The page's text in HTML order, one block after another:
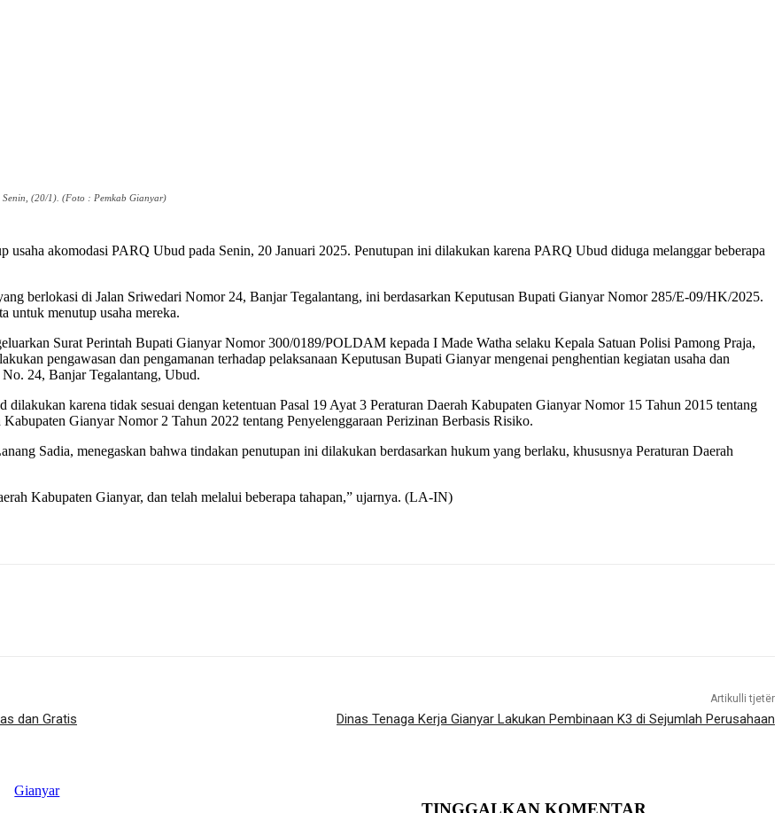
Senin, (20/1). (Foto : Pemkab Gianyar)
akomodasi PARQ Ubud pada Senin, 20 Januari 2025. Penutupan ini dilakukan karena PARQ Ubud diduga melanggar beberapa
berlokasi di Jalan Sriwedari Nomor 24, Banjar Tegalantang, ini berdasarkan Keputusan Bupati Gianyar Nomor 285/E-09/HK/2025.
untuk menutup usaha mereka.
Surat Perintah Bupati Gianyar Nomor 300/0189/POLDAM kepada I Made Watha selaku Kepala Satuan Polisi Pamong Praja,
pengawasan dan pengamanan terhadap pelaksanaan Keputusan Bupati Gianyar mengenai penghentian kegiatan usaha dan
24, Banjar Tegalantang, Ubud.
dilakukan karena tidak sesuai dengan ketentuan Pasal 19 Ayat 3 Peraturan Daerah Kabupaten Gianyar Nomor 15 Tahun 2015 tentang
Gianyar Nomor 2 Tahun 2022 tentang Penyelenggaraan Perizinan Berbasis Risiko.
Sadia, menegaskan bahwa tindakan penutupan ini dilakukan berdasarkan hukum yang berlaku, khususnya Peraturan Daerah
Kabupaten Gianyar, dan telah melalui beberapa tahapan,” ujarnya. (LA-IN)
dan Gratis
Artikulli tjetër
Dinas Tenaga Kerja Gianyar Lakukan Pembinaan K3 di Sejumlah Perusahaan
Gianyar
TINGGALKAN KOMENTAR